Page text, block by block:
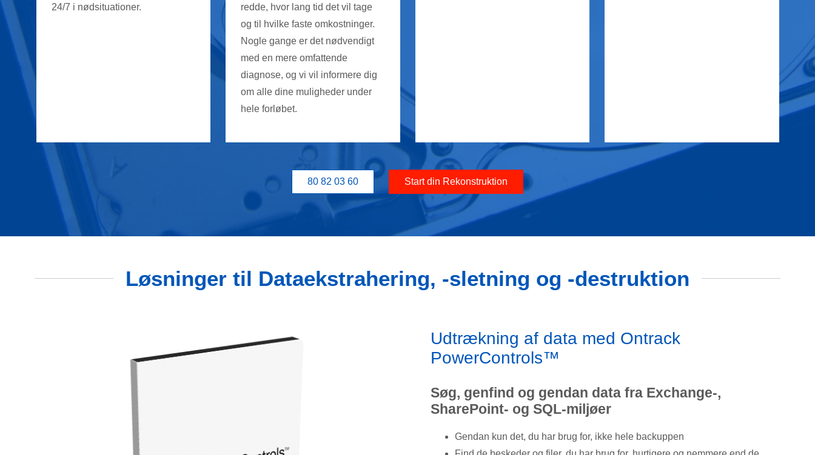
24/7 i nødsituationer.
redde, hvor lang tid det vil tage
og til hvilke faste omkostninger.
Nogle gange er det nødvendigt
med en mere omfattende
diagnose, og vi vil informere dig
om alle dine muligheder under
hele forløbet.
80 82 03 60 Start din Rekonstruktion
Løsninger til Dataekstrahering, -sletning og -destruktion
Udtrækning af data med Ontrack
PowerControls™
Søg, genfind og gendan data fra Exchange-,
SharePoint- og SQL-miljøer
Gendan kun det, du har brug for, ikke hele backuppen